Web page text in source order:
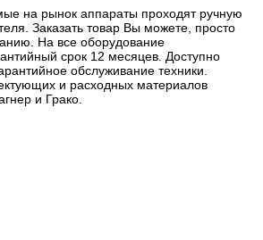
рынок аппараты проходят ручную
Заказать товар Вы можете, просто
На все оборудование
срок 12 месяцев. Доступно
обслуживание техники.
и расходных материалов
и Грако.